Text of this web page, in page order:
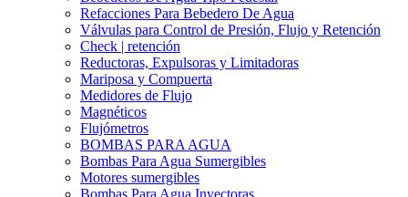
Refacciones Para Bebedero De Agua
Válvulas para Control de Presión, Flujo y Retención
Check | retención
Reductoras, Expulsoras y Limitadoras
Mariposa y Compuerta
Medidores de Flujo
Magnéticos
Flujómetros
BOMBAS PARA AGUA
Bombas Para Agua Sumergibles
Motores sumergibles
Bombas Para Agua Inyectoras